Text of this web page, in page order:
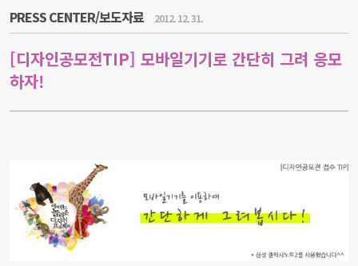
PRESS CENTER/보도자료 2012. 12. 31.
[디자인공모전TIP] 모바일기기로 간단히 그려 응모
하자!